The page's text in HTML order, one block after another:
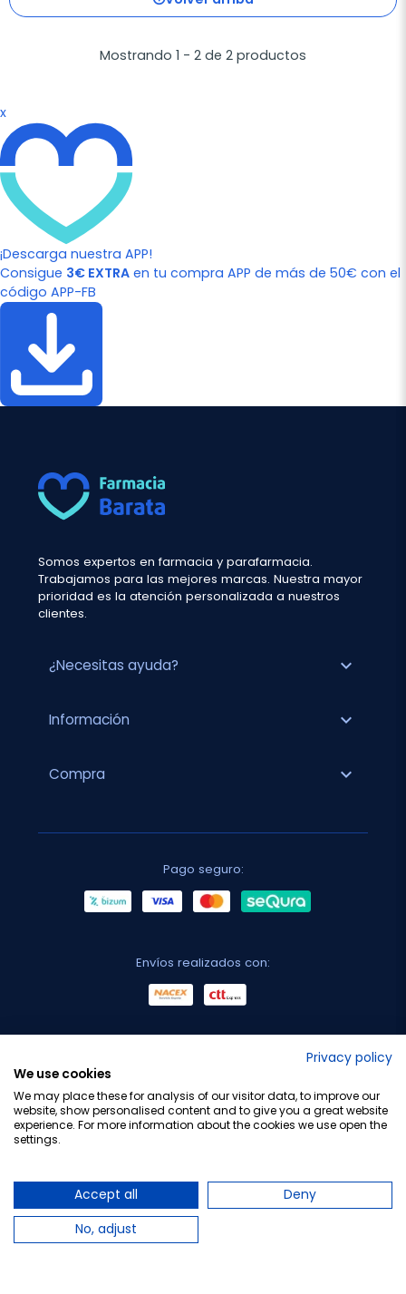
Mostrando 1 - 2 de 2 productos
x
¡Descarga nuestra APP!
Consigue 3€ EXTRA en tu compra APP de más de 50€ con el
código APP-FB
Somos expertos en farmacia y parafarmacia.
Trabajamos para las mejores marcas. Nuestra mayor
prioridad es la atención personalizada a nuestros
clientes.
¿Necesitas ayuda? expand_more
Información expand_more
Compra expand_more
Pago seguro:
Envíos realizados con:
Privacy policy
We use cookies
We may place these for analysis of our visitor data, to improve our
website, show personalised content and to give you a great website
experience. For more information about the cookies we use open the
settings.
Accept all
Deny
No, adjust